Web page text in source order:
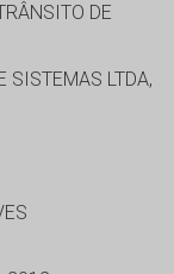
DE
SISTEMAS LTDA,